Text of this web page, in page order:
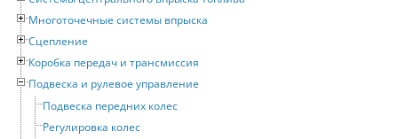
Многоточечные системы впрыска
Сцепление
Коробка передач и трансмиссия
Подвеска и рулевое управление
Подвеска передних колес
Регулировка колес